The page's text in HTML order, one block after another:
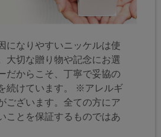
になりやすいニッケルは使
大切な贈り物や記念にお選
だからこそ、丁寧で妥協の
続けています。 ※アレルギ
ございます。全ての方にア
ことを保証するものではあ